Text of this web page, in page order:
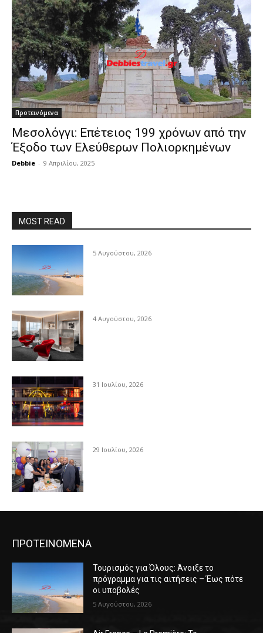
Προτεινόμενα
Μεσολόγγι: Επέτειος 199 χρόνων από την
Έξοδο των Ελεύθερων Πολιορκημένων
Debbie - 9 Απριλίου, 2025
MOST READ
5 Αυγούστου, 2026
4 Αυγούστου, 2026
31 Ιουλίου, 2026
29 Ιουλίου, 2026
ΠΡΟΤΕΙΝΟΜΕΝΑ
Τουρισμός για Όλους: Άνοιξε το
πρόγραμμα για τις αιτήσεις – Έως πότε
οι υποβολές
5 Αυγούστου, 2026